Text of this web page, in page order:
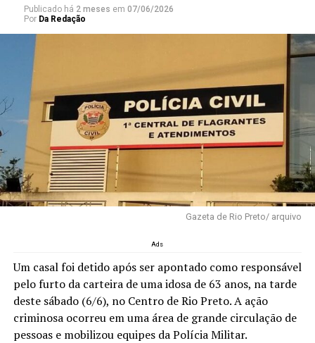
Publicado há 2 meses em 07/06/2026
Por Da Redação
Gazeta de Rio Preto/ arquivo
Ads
Um casal foi detido após ser apontado como responsável
pelo furto da carteira de uma idosa de 63 anos, na tarde
deste sábado (6/6), no Centro de Rio Preto. A ação
criminosa ocorreu em uma área de grande circulação de
pessoas e mobilizou equipes da Polícia Militar.